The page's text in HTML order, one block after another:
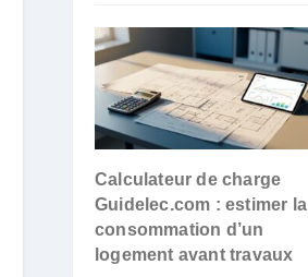
Calculateur de charge
Guidelec.com : estimer la
consommation d’un
logement avant travaux